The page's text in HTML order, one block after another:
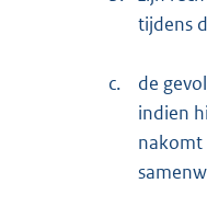
tijdens
c.
de
indien
nakomt